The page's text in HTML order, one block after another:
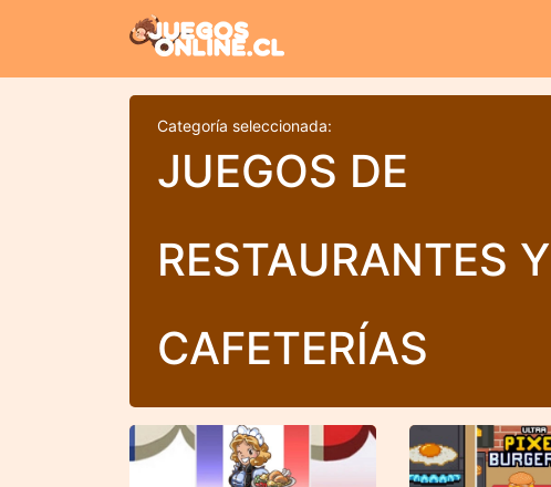
Categoría seleccionada:
JUEGOS DE
RESTAURANTES Y
CAFETERÍAS